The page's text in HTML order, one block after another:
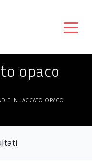
opaco
IN LACCATO OPACO